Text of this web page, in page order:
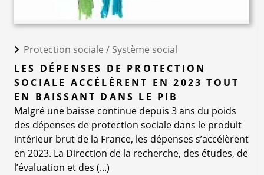
Protection sociale / Système social
LES DÉPENSES DE PROTECTION
SOCIALE ACCÉLÈRENT EN 2023 TOUT
EN BAISSANT DANS LE PIB
Malgré une baisse continue depuis 3 ans du poids
des dépenses de protection sociale dans le produit
intérieur brut de la France, les dépenses s’accélèrent
en 2023. La Direction de la recherche, des études, de
l’évaluation et des (...)